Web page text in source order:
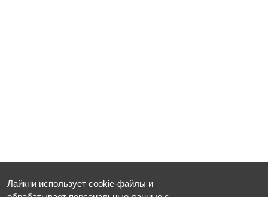
Лайкни использует cookie-файлы и